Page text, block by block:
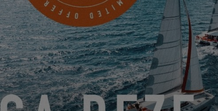
UNIT 17 SWANWICK MARINA SWANWICK
SOUTHAMPTON HAMPSHIRE, Vereinigtes
Königreich
EINEN TERMIN VEREINBAREN